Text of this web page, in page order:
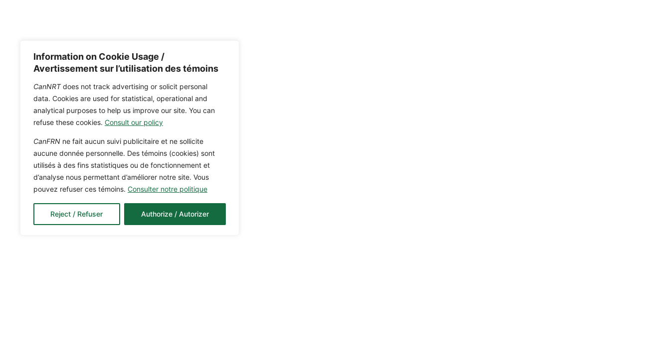
Information on Cookie Usage /
Avertissement sur l’utilisation des témoins
CanNRTdoes not track advertising or solicit personal
data. Cookies are used for statistical, operational and
analytical purposes to help us improve our site. You can
refuse these cookies. Consult our policy
CanFRN ne fait aucun suivi publicitaire et ne sollicite
aucune donnée personnelle. Des témoins (cookies) sont
utilisés à des fins statistiques ou de fonctionnement et
d’analyse nous permettant d’améliorer notre site. Vous
pouvez refuser ces témoins. Consulter notre politique
Reject / Refuser Authorize / Autorizer